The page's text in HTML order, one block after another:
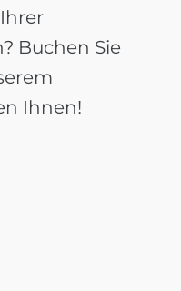
Buchen Sie
Ihnen!